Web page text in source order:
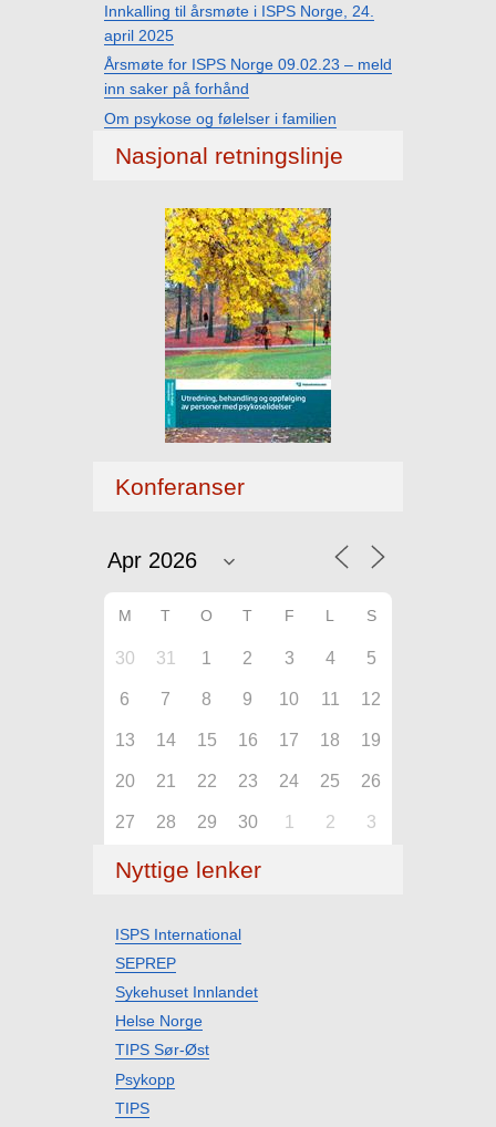
Innkalling til årsmøte i ISPS Norge, 24.
april 2025
Årsmøte for ISPS Norge 09.02.23 – meld
inn saker på forhånd
Om psykose og følelser i familien
Nasjonal retningslinje
Konferanser
M T O T F L S
30 31 1 2 3 4 5
6 7 8 9 10 11 12
13 14 15 16 17 18 19
20 21 22 23 24 25 26
27 28 29 30 1 2 3
Nyttige lenker
ISPS International
SEPREP
Sykehuset Innlandet
Helse Norge
TIPS Sør-Øst
Psykopp
TIPS